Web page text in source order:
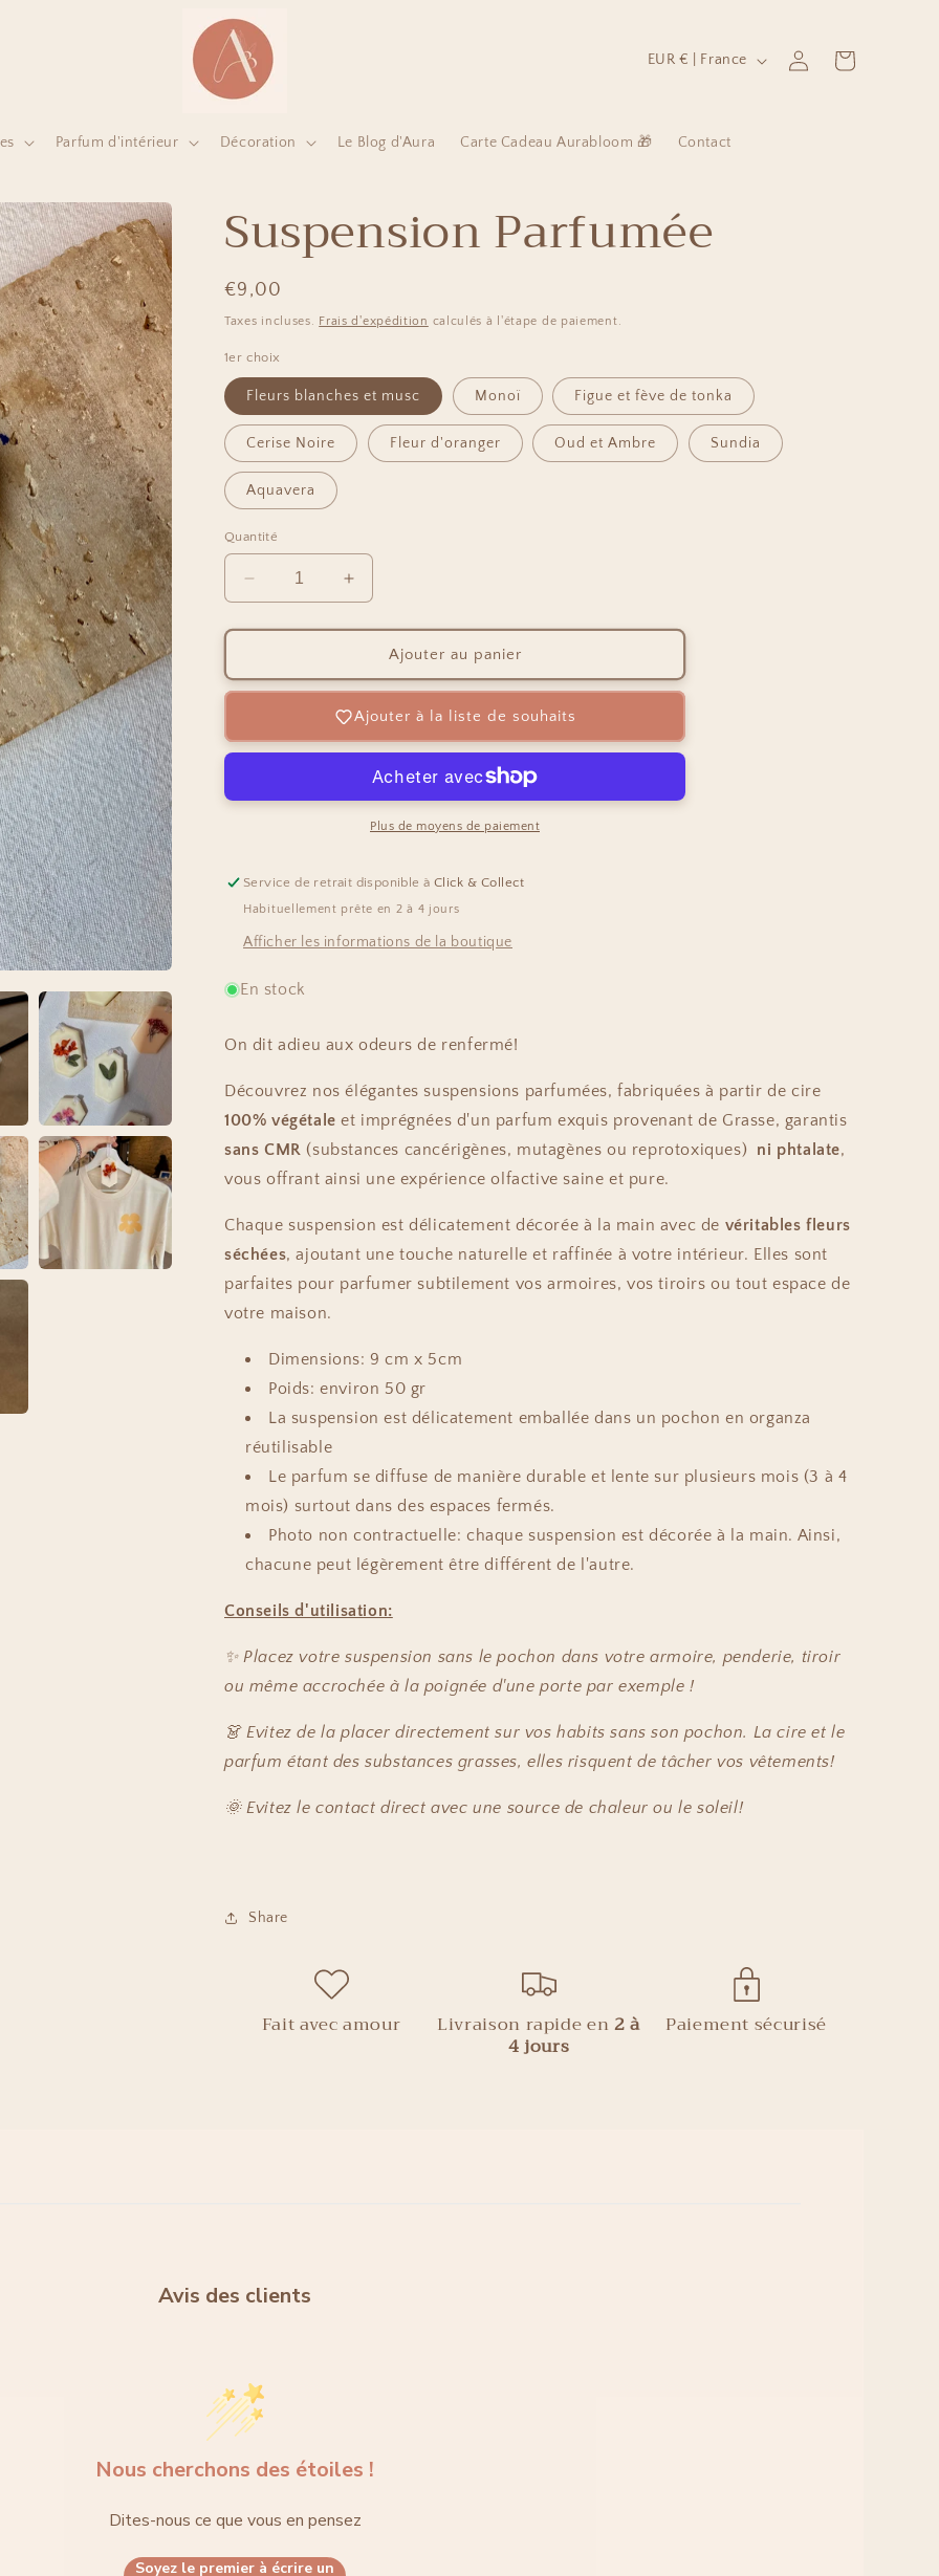
Parfum d'intérieur Décoration Le Blog d'Aura Carte Cadeau Aurabloom 🎁 Contact
P
y
s
r
é
o
n
EUR € | France Connexion Panier
Suspension Parfumée
Prix
habituel
€9,00
Taxes incluses. Frais d'expédition calculés à l'étape de paiement.
1er choix
Fleurs blanches et musc Monoï Figue et fève de tonka
Cerise Noire Fleur d'oranger Oud et Ambre Sundia
Aquavera
Quantité
Réduire
la
quantité
Suspension
Parfumée
Augmenter
la
quantité
Suspension
Parfumée
Ajouter au panier
Ajouter à la liste de souhaits
Plus de moyens de paiement
Service de retrait disponible à Click & Collect
Habituellement prête en 2 à 4 jours
Afficher les informations de la boutique
En stock
On dit adieu aux odeurs de renfermé!
Découvrez nos élégantes suspensions parfumées, fabriquées à partir de cire
100% végétale et imprégnées d'un parfum exquis provenant de Grasse, garantis
sans CMR (substances cancérigènes, mutagènes ou reprotoxiques) ni phtalate,
vous offrant ainsi une expérience olfactive saine et pure.
Chaque suspension est délicatement décorée à la main avec de véritables fleurs
séchées, ajoutant une touche naturelle et raffinée à votre intérieur. Elles sont
parfaites pour parfumer subtilement vos armoires, vos tiroirs ou tout espace de
votre maison.
Dimensions: 9 cm x 5cm
Poids: environ 50 gr
La suspension est délicatement emballée dans un pochon en organza
réutilisable
Le parfum se diffuse de manière durable et lente sur plusieurs mois (3 à 4
mois) surtout dans des espaces fermés.
Photo non contractuelle: chaque suspension est décorée à la main. Ainsi,
chacune peut légèrement être différent de l'autre.
Conseils d'utilisation:
✨ Placez votre suspension sans le pochon dans votre armoire, penderie, tiroir
ou même accrochée à la poignée d'une porte par exemple !
👗 Evitez de la placer directement sur vos habits sans son pochon. La cire et le
parfum étant des substances grasses, elles risquent de tâcher vos vêtements!
🌞 Evitez le contact direct avec une source de chaleur ou le soleil!
Share
Fait avec amour Livraison rapide en2 à
4 jours
Paiement sécurisé
Avis des clients
Nous cherchons des étoiles !
Dites-nous ce que vous en pensez
Soyez le premier à écrire un
Connexion requise
Connectez-vous à votre compte pour ajouter des produits à
précédemment enregistrés.